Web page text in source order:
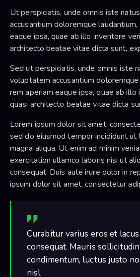
Ut perspiciatis, unde omnis iste
accusantium doloremque
eaque ipsa, quae ab illo inventore
architecto beatae vitae dicta sunt,
Sed ut perspiciatis, unde omnis iste
voluptatem accusantium
rem aperiam eaque ipsa, quae ab
quasi architecto beatae vitae dicta
Lorem ipsum dolor sit amet,
sed do eiusmod tempor incididunt
magna aliqua. Ut enim ad minim
exercitation ullamco laboris nisi ut
consequat. Duis aute irure dolor in
ipsum dolor sit amet, consectetur
Curabitur varius eros et
consequat. Mauris
condimentum, luctus justo
nisl.